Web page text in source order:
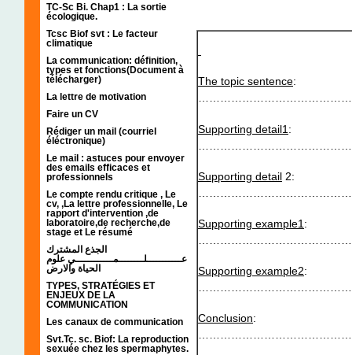
TC-Sc Bi. Chap1 : La sortie
écologique.
Tcsc Biof svt : Le facteur
climatique
La communication: définition,
types et fonctions(Document à
télécharger)
La lettre de motivation
Faire un CV
Rédiger un mail (courriel
éléctronique)
Le mail : astuces pour envoyer
des emails efficaces et
professionnels
Le compte rendu critique , Le
cv, ,La lettre professionnelle, Le
rapport d'intervention ,de
laboratoire,de recherche,de
stage et Le résumé
الجذع المشترك
عـــــــــــلــــــــمــــــــــــي علوم
الحياة والارض
TYPES, STRATÉGIES ET
ENJEUX DE LA
COMMUNICATION
Les canaux de communication
Svt.Tc. sc. Biof: La reproduction
sexuée chez les spermaphytes.
The topic sentence:
Supporting detail1 :
Supporting detail 2:
Supporting example1 :
Supporting example2:
Conclusion: